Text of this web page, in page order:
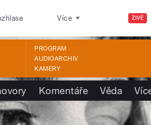
ŽIVĚ
Více
PROGRAM
AUDIOARCHIV
KAMERY
Komentáře Věda